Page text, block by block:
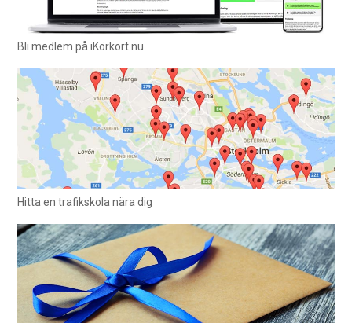
Bli medlem på iKörkort.nu
Hitta en trafikskola nära dig